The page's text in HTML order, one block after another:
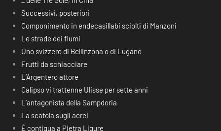
Successivi, posteriori
Componimento in endecasillabi sciolti di Manzoni
Le strade dei fiumi
Uno svizzero di Bellinzona o di Lugano
Frutti da schiacciare
L’Argentero attore
Calipso vi trattenne Ulisse per sette anni
L’antagonista della Sampdoria
La scatola sugli aerei
É contigua a Pietra Ligure